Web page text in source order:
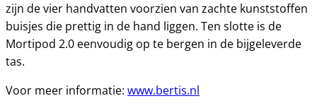
zijn de vier handvatten voorzien van zachte kunststoffen
buisjes die prettig in de hand liggen. Ten slotte is de
Mortipod 2.0 eenvoudig op te bergen in de bijgeleverde
tas.
Voor meer informatie: www.bertis.nl